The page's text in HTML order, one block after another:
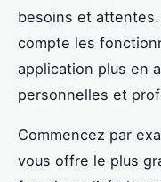
besoins et
compte les
application plus en
personnelles et
Commencez par
vous offre le plus